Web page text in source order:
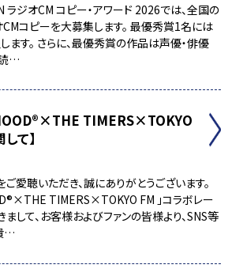
ジオCM コピー・アワード 2026では、全国の
CMコピーを大募集します。 最優秀賞1名には
す。 さらに、最優秀賞の作品は声優・俳優
…
TIMERS×TOKYO
て】
愛聴いただき、誠にありがとうございます。
TIMERS×TOKYO FM 」コラボレー
まして、お客様およびファンの皆様より、SNS等
…